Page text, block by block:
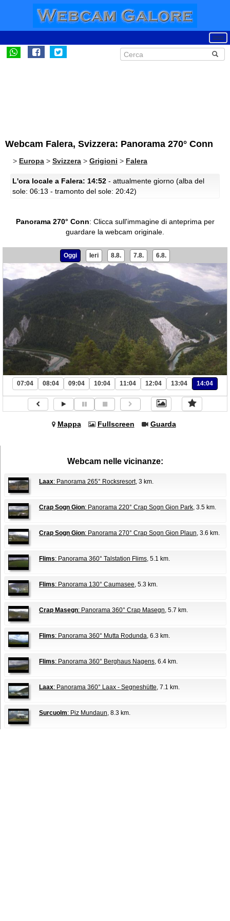
Webcam Falera, Svizzera: Panorama 270° Conn
> Europa > Svizzera > Grigioni > Falera
L'ora locale a Falera: 14:52 - attualmente giorno (alba del
sole: 06:13 - tramonto del sole: 20:42)
Panorama 270° Conn: Clicca sull'immagine di anteprima per
guardare la webcam originale.
Oggi Ieri 8.8. 7.8. 6.8.
07:04 08:04 09:04 10:04 11:04 12:04 13:04 14:04
Mappa Fullscreen Guarda
Webcam nelle vicinanze:
Laax: Panorama 265° Rocksresort, 3 km.
Crap Sogn Gion: Panorama 220° Crap Sogn Gion Park, 3.5 km.
Crap Sogn Gion: Panorama 270° Crap Sogn Gion Plaun, 3.6 km.
Flims: Panorama 360° Talstation Flims, 5.1 km.
Flims: Panorama 130° Caumasee, 5.3 km.
Crap Masegn: Panorama 360° Crap Masegn, 5.7 km.
Flims: Panorama 360° Mutta Rodunda, 6.3 km.
Flims: Panorama 360° Berghaus Nagens, 6.4 km.
Laax: Panorama 360° Laax - Segneshütte, 7.1 km.
Surcuolm: Piz Mundaun, 8.3 km.